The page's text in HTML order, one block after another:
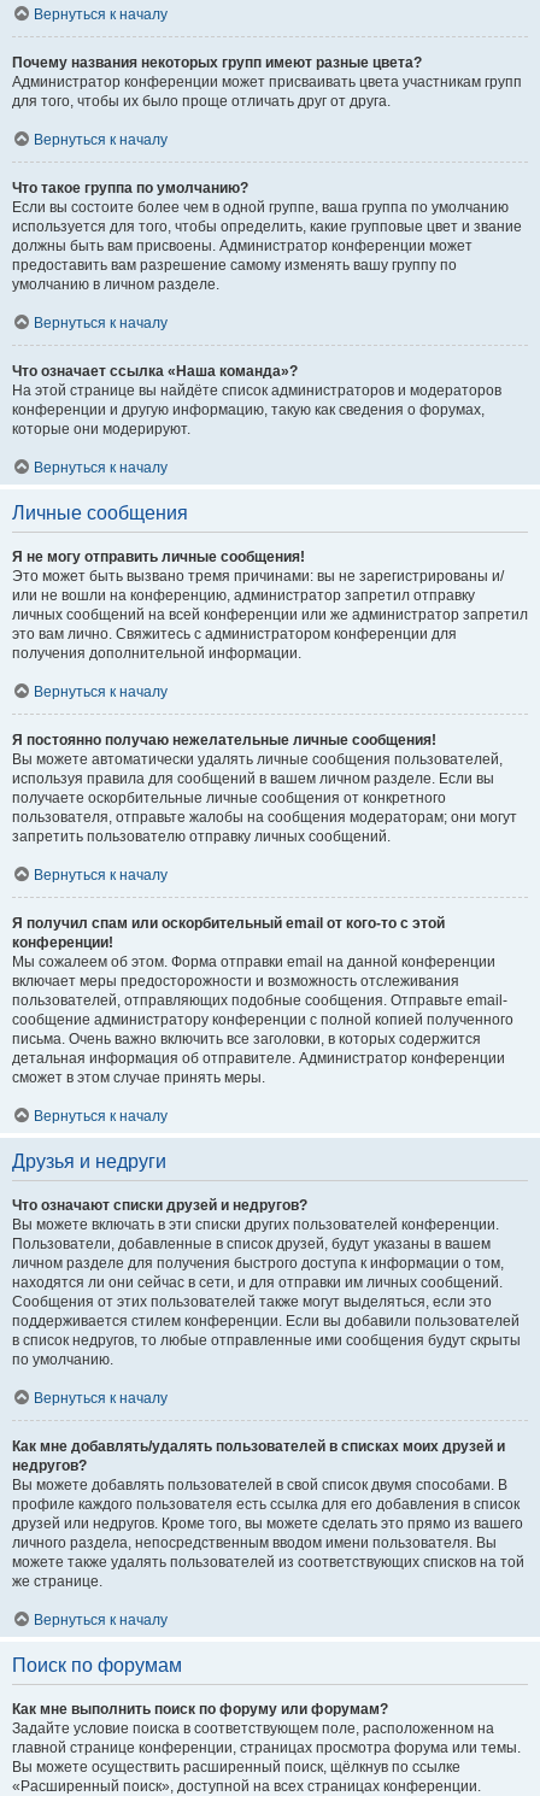
Вернуться к началу
Почему названия некоторых групп имеют разные цвета?
Администратор конференции может присваивать цвета участникам групп
для того, чтобы их было проще отличать друг от друга.
Вернуться к началу
Что такое группа по умолчанию?
Если вы состоите более чем в одной группе, ваша группа по умолчанию
используется для того, чтобы определить, какие групповые цвет и звание
должны быть вам присвоены. Администратор конференции может
предоставить вам разрешение самому изменять вашу группу по
умолчанию в личном разделе.
Вернуться к началу
Что означает ссылка «Наша команда»?
На этой странице вы найдёте список администраторов и модераторов
конференции и другую информацию, такую как сведения о форумах,
которые они модерируют.
Вернуться к началу
Личные сообщения
Я не могу отправить личные сообщения!
Это может быть вызвано тремя причинами: вы не зарегистрированы и/
или не вошли на конференцию, администратор запретил отправку
личных сообщений на всей конференции или же администратор запретил
это вам лично. Свяжитесь с администратором конференции для
получения дополнительной информации.
Вернуться к началу
Я постоянно получаю нежелательные личные сообщения!
Вы можете автоматически удалять личные сообщения пользователей,
используя правила для сообщений в вашем личном разделе. Если вы
получаете оскорбительные личные сообщения от конкретного
пользователя, отправьте жалобы на сообщения модераторам; они могут
запретить пользователю отправку личных сообщений.
Вернуться к началу
Я получил спам или оскорбительный email от кого-то с этой
конференции!
Мы сожалеем об этом. Форма отправки email на данной конференции
включает меры предосторожности и возможность отслеживания
пользователей, отправляющих подобные сообщения. Отправьте email-
сообщение администратору конференции с полной копией полученного
письма. Очень важно включить все заголовки, в которых содержится
детальная информация об отправителе. Администратор конференции
сможет в этом случае принять меры.
Вернуться к началу
Друзья и недруги
Что означают списки друзей и недругов?
Вы можете включать в эти списки других пользователей конференции.
Пользователи, добавленные в список друзей, будут указаны в вашем
личном разделе для получения быстрого доступа к информации о том,
находятся ли они сейчас в сети, и для отправки им личных сообщений.
Сообщения от этих пользователей также могут выделяться, если это
поддерживается стилем конференции. Если вы добавили пользователей
в список недругов, то любые отправленные ими сообщения будут скрыты
по умолчанию.
Вернуться к началу
Как мне добавлять/удалять пользователей в списках моих друзей и
недругов?
Вы можете добавлять пользователей в свой список двумя способами. В
профиле каждого пользователя есть ссылка для его добавления в список
друзей или недругов. Кроме того, вы можете сделать это прямо из вашего
личного раздела, непосредственным вводом имени пользователя. Вы
можете также удалять пользователей из соответствующих списков на той
же странице.
Вернуться к началу
Поиск по форумам
Как мне выполнить поиск по форуму или форумам?
Задайте условие поиска в соответствующем поле, расположенном на
главной странице конференции, страницах просмотра форума или темы.
Вы можете осуществить расширенный поиск, щёлкнув по ссылке
«Расширенный поиск», доступной на всех страницах конференции.